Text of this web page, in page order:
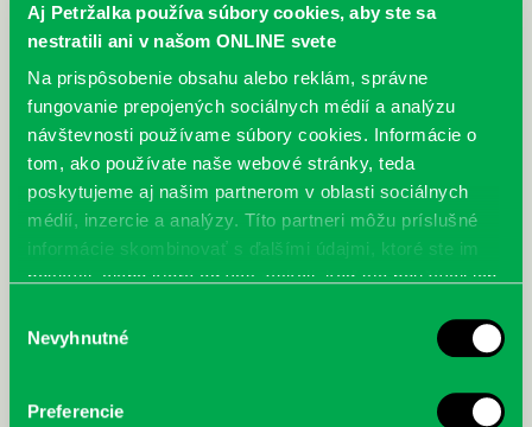
Aj Petržalka používa súbory cookies, aby ste sa
nestratili ani v našom ONLINE svete
Na prispôsobenie obsahu alebo reklám, správne
fungovanie prepojených sociálnych médií a analýzu
návštevnosti používame súbory cookies. Informácie o
tom, ako používate naše webové stránky, teda
poskytujeme aj našim partnerom v oblasti sociálnych
médií, inzercie a analýzy. Títo partneri môžu príslušné
informácie skombinovať s ďalšími údajmi, ktoré ste im
poskytli, alebo ktoré od vás získali, keď ste používali ich
súhlasu
Nevyhnutné
Preferencie
cyklistu modernej doby: